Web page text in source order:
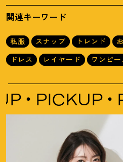
さん
関連キーワード
私服 スナップ トレンド
ドレス
レイヤード ワンピー
PICKUP